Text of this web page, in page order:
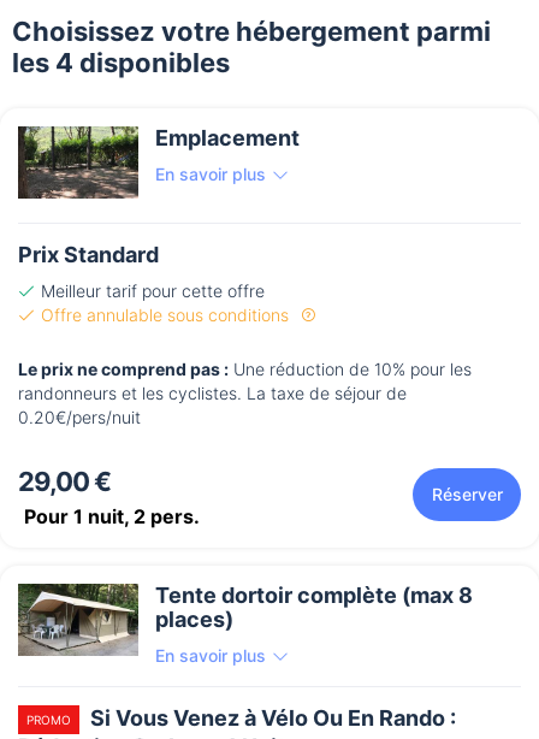
Choisissez votre hébergement parmi
les 4 disponibles
Emplacement
En savoir plus
Prix Standard
Meilleur tarif pour cette offre
Offre annulable sous conditions
Le prix ne comprend pas : Une réduction de 10% pour les
randonneurs et les cyclistes. La taxe de séjour de
0.20€/pers/nuit
29,00 €
Pour 1 nuit, 2 pers.
Réserver
Tente dortoir complète (max 8
places)
En savoir plus
PROMO
Si Vous Venez à Vélo Ou En Rando :